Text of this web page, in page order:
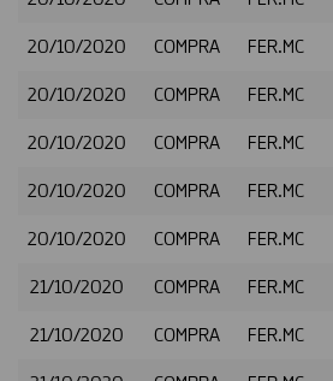
20/10/2020 COMPRA FER.MC
20/10/2020 COMPRA FER.MC
20/10/2020 COMPRA FER.MC
20/10/2020 COMPRA FER.MC
20/10/2020 COMPRA FER.MC
21/10/2020 COMPRA FER.MC
21/10/2020 COMPRA FER.MC